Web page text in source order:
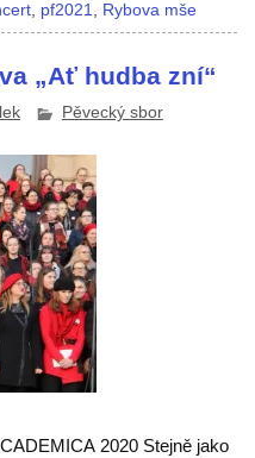
, pf2021, Rybova mše
„Ať hudba zní“
Pěvecký sbor
2020 Stejně jako